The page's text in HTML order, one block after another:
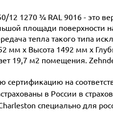
12 1270 ¾ RAL 9016 - это
площади поверхности
тепла такого типа
мм х Высота 1492 мм х
19,7 м2 помещения.
сертификацию на
в России в
специально для